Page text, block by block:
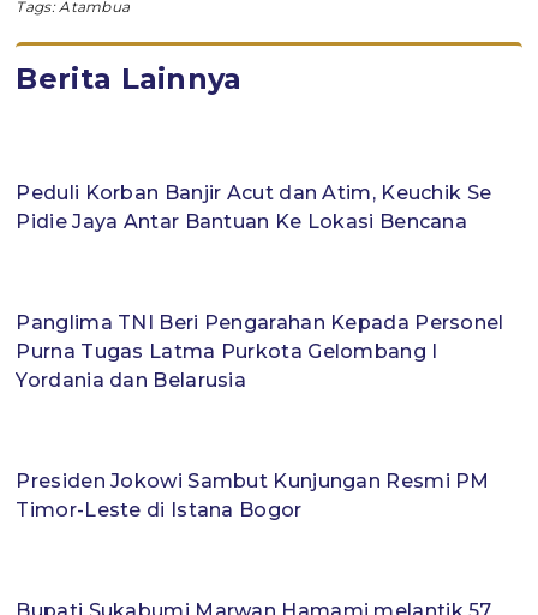
Tags:Atambua
Berita Lainnya
Peduli Korban Banjir Acut dan Atim, Keuchik Se
Pidie Jaya Antar Bantuan Ke Lokasi Bencana
Panglima TNI Beri Pengarahan Kepada Personel
Purna Tugas Latma Purkota Gelombang I
Yordania dan Belarusia
Presiden Jokowi Sambut Kunjungan Resmi PM
Timor-Leste di Istana Bogor